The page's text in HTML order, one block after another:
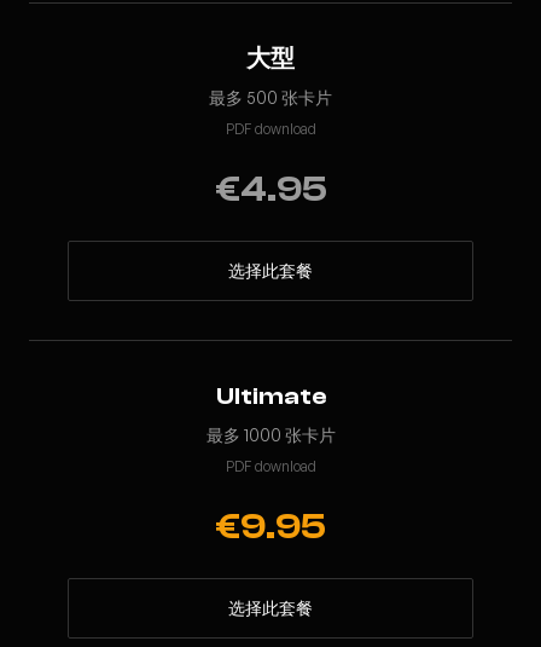
大型
最多 500 张卡片
PDF download
€4.95
选择此套餐
Ultimate
最多 1000 张卡片
PDF download
€9.95
选择此套餐